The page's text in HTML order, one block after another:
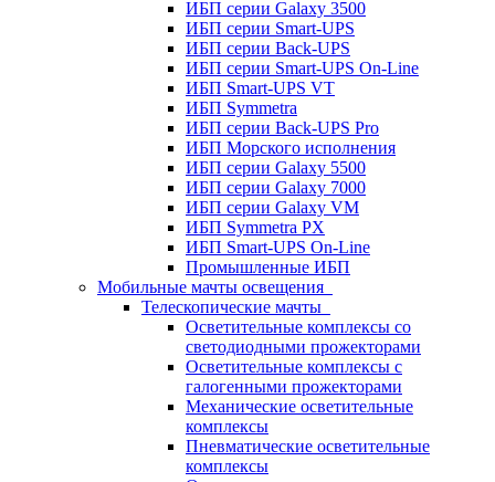
ИБП серии Galaxy 3500
ИБП серии Smart-UPS
ИБП серии Back-UPS
ИБП серии Smart-UPS On-Line
ИБП Smart-UPS VT
ИБП Symmetra
ИБП серии Back-UPS Pro
ИБП Морского исполнения
ИБП серии Galaxy 5500
ИБП серии Galaxy 7000
ИБП серии Galaxy VM
ИБП Symmetra PX
ИБП Smart-UPS On-Line
Промышленные ИБП
Мобильные мачты освещения
Телескопические мачты
Осветительные комплексы со
светодиодными прожекторами
Осветительные комплексы с
галогенными прожекторами
Механические осветительные
комплексы
Пневматические осветительные
комплексы